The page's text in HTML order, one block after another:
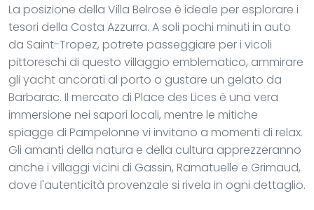
La posizione della Villa Belrose è ideale per esplorare i
tesori della Costa Azzurra. A soli pochi minuti in auto
da Saint-Tropez, potrete passeggiare per i vicoli
pittoreschi di questo villaggio emblematico, ammirare
gli yacht ancorati al porto o gustare un gelato da
Barbarac. Il mercato di Place des Lices è una vera
immersione nei sapori locali, mentre le mitiche
spiagge di Pampelonne vi invitano a momenti di relax.
Gli amanti della natura e della cultura apprezzeranno
anche i villaggi vicini di Gassin, Ramatuelle e Grimaud,
dove l'autenticità provenzale si rivela in ogni dettaglio.